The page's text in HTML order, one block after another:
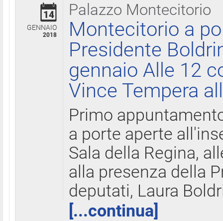
Palazzo Montecitorio
14
GENNAIO
2018
Montecitorio a
Presidente
gennaio Alle 12
Vince Tempera
Primo
a porte aperte
Sala della Regina,
alla presenza della
deputati, Laura
[...continua]